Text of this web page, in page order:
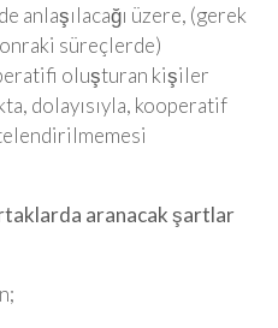
anlaşılacağı üzere, (gerek
süreçlerde)
oluşturan kişiler
dolayısıyla, kooperatif
aranacak şartlar